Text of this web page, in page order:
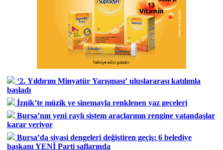
‘2. Yıldırım Minyatür Yarışması’ uluslararası katılımla
başladı
İznik’te müzik ve sinemayla renklenen yaz geceleri
Bursa’nın yeni raylı sistem araçlarının rengine vatandaşlar
karar veriyor
Bursa’da siyasi dengeleri değiştiren geçiş: 6 belediye
başkanı YENİ Parti saflarında